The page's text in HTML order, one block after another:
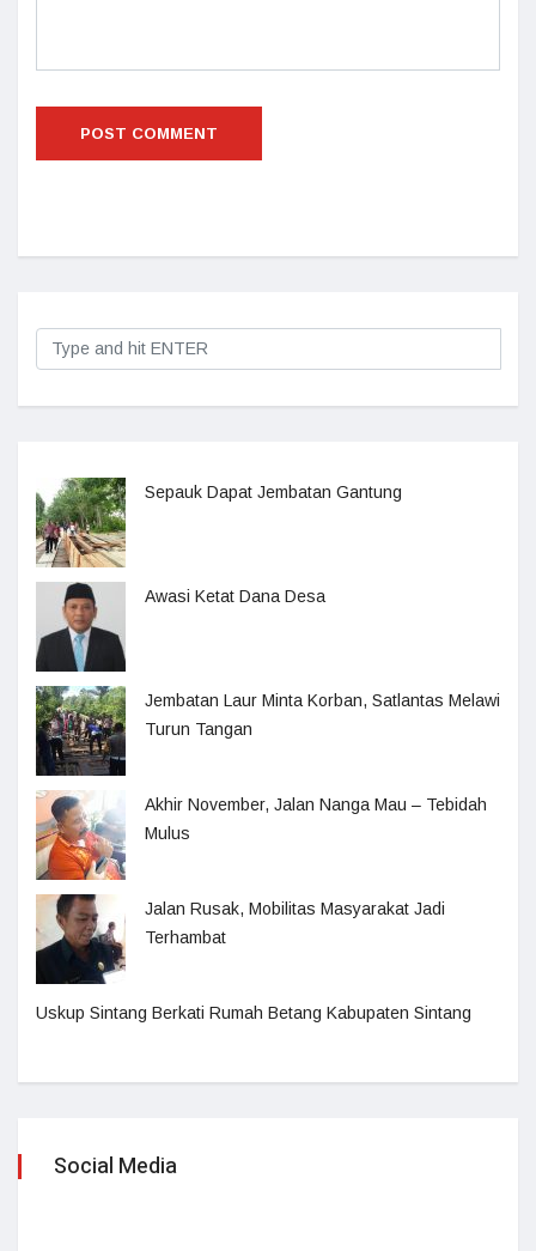
Sepauk Dapat Jembatan Gantung
Awasi Ketat Dana Desa
Jembatan Laur Minta Korban, Satlantas Melawi
Turun Tangan
Akhir November, Jalan Nanga Mau – Tebidah
Mulus
Jalan Rusak, Mobilitas Masyarakat Jadi
Terhambat
Uskup Sintang Berkati Rumah Betang Kabupaten Sintang
Social Media